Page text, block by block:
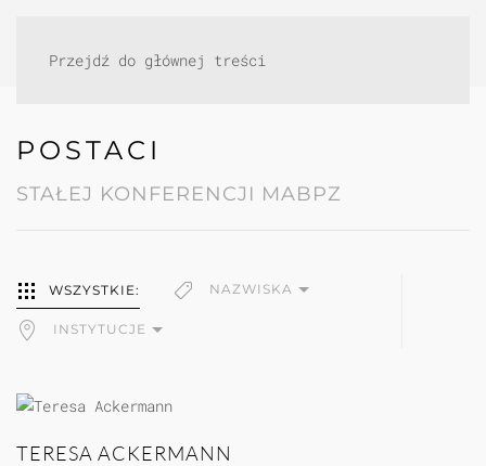
Przejdź do głównej treści
POSTACI
STAŁEJ KONFERENCJI MABPZ
WSZYSTKIE: NAZWISKA
INSTYTUCJE
TERESA ACKERMANN